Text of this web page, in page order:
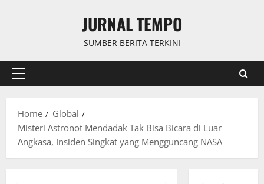
JURNAL TEMPO
SUMBER BERITA TERKINI
Primary
Home
Global
Misteri Astronot Mendadak Tak Bisa Bicara di Luar
Angkasa, Insiden Singkat yang Mengguncang NASA